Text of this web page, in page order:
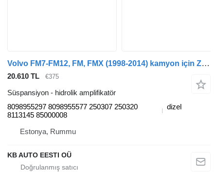
Volvo FM7-FM12, FM, FMX (1998-2014) kamyon için ZF FM (01.05-) 8098955297 hidrolik amplifikatör
20.610 TL €375
Süspansiyon - hidrolik amplifikatör
8098955297 8098955577 250307 250320
8113145 85000008
dizel
Estonya, Rummu
KB AUTO EESTI OÜ